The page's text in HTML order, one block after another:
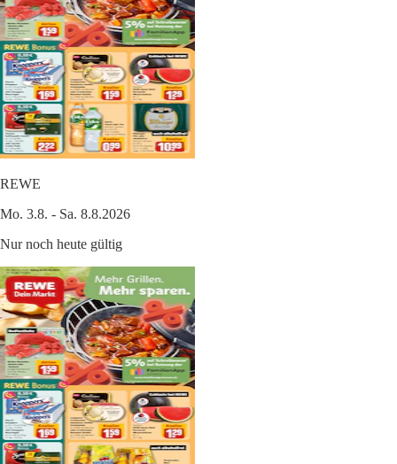
REWE
Mo. 3.8. - Sa. 8.8.2026
Nur noch heute gültig